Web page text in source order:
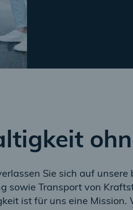
Sie sich auf
Transport von
ist für uns eine Mission.